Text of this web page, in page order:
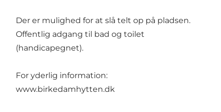
Der er mulighed for at slå telt op på pladsen.
Offentlig adgang til bad og toilet
(handicapegnet).
For yderlig information:
www.birkedamhytten.dk